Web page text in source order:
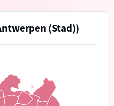
(Stad))